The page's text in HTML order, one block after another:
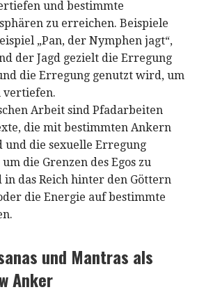
und bestimmte
zu erreichen. Beispiele
„Pan, der Nymphen jagt“,
der Jagd gezielt die Erregung
die Erregung genutzt wird, um
vertiefen.
Arbeit sind Pfadarbeiten
die mit bestimmten Ankern
und die sexuelle Erregung
die Grenzen des Egos zu
in das Reich hinter den Göttern
die Energie auf bestimmte
und Mantras als
Anker